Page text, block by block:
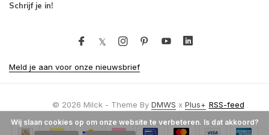
Schrijf je in!
Meld je aan voor onze nieuwsbrief
© 2026 Milck - Theme By DMWS x Plus+ RSS-feed
Wij slaan cookies op om onze website te verbeteren. Is dat akkoord?